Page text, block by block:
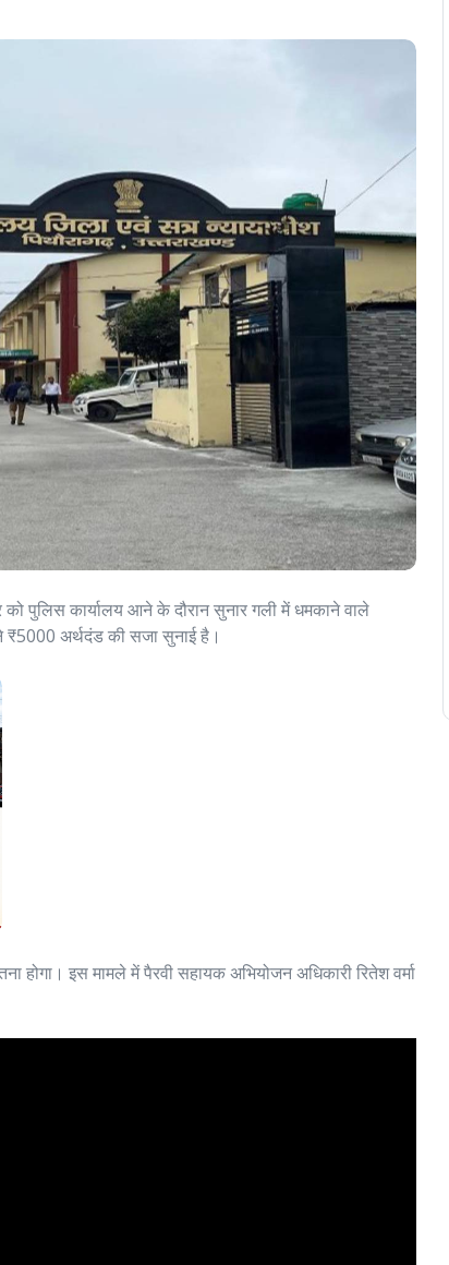
पुलिस कार्यालय आने के दौरान सुनार गली में धमकाने वाले
₹5000 अर्थदंड की सजा सुनाई है।
होगा। इस मामले में पैरवी सहायक अभियोजन अधिकारी रितेश वर्मा